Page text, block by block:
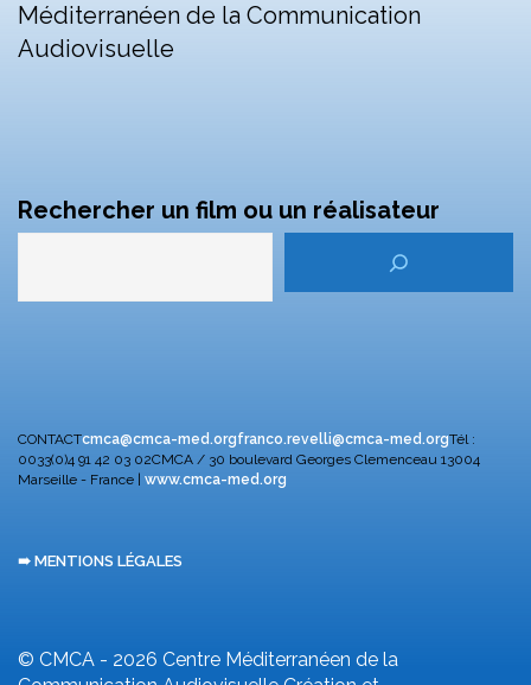
Méditerranéen de la Communication
Audiovisuelle
Rechercher un film ou un réalisateur
CONTACTcmca@cmca-med.orgfranco.revelli@cmca-med.orgTél :
0033(0)4 91 42 03 02CMCA / 30 boulevard Georges Clemenceau 13004
Marseille - France | www.cmca-med.org
➠ MENTIONS LÉGALES
© CMCA - 2026 Centre Méditerranéen de la